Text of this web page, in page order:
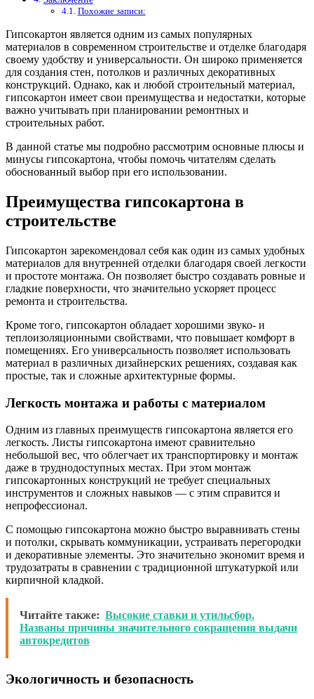
Похожие записи:
Гипсокартон является одним из самых популярных
материалов в современном строительстве и отделке благодаря
своему удобству и универсальности. Он широко применяется
для создания стен, потолков и различных декоративных
конструкций. Однако, как и любой строительный материал,
гипсокартон имеет свои преимущества и недостатки, которые
важно учитывать при планировании ремонтных и
строительных работ.
В данной статье мы подробно рассмотрим основные плюсы и
минусы гипсокартона, чтобы помочь читателям сделать
обоснованный выбор при его использовании.
Преимущества гипсокартона в
строительстве
Гипсокартон зарекомендовал себя как один из самых удобных
материалов для внутренней отделки благодаря своей легкости
и простоте монтажа. Он позволяет быстро создавать ровные и
гладкие поверхности, что значительно ускоряет процесс
ремонта и строительства.
Кроме того, гипсокартон обладает хорошими звуко- и
теплоизоляционными свойствами, что повышает комфорт в
помещениях. Его универсальность позволяет использовать
материал в различных дизайнерских решениях, создавая как
простые, так и сложные архитектурные формы.
Легкость монтажа и работы с материалом
Одним из главных преимуществ гипсокартона является его
легкость. Листы гипсокартона имеют сравнительно
небольшой вес, что облегчает их транспортировку и монтаж
даже в труднодоступных местах. При этом монтаж
гипсокартонных конструкций не требует специальных
инструментов и сложных навыков — с этим справится и
непрофессионал.
С помощью гипсокартона можно быстро выравнивать стены
и потолки, скрывать коммуникации, устраивать перегородки
и декоративные элементы. Это значительно экономит время и
трудозатраты в сравнении с традиционной штукатуркой или
кирпичной кладкой.
Читайте также: Высокие ставки и утильсбор.
Названы причины значительного сокращения выдачи
автокредитов
Экологичность и безопасность